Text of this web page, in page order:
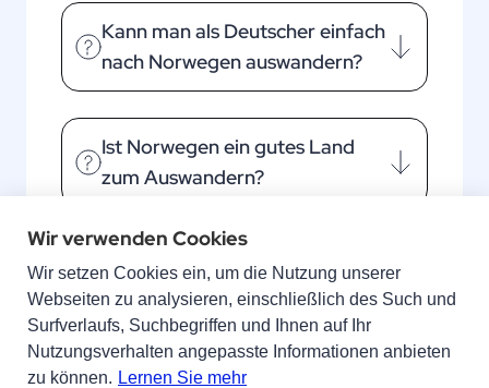
Kann man als Deutscher einfach
nach Norwegen auswandern?
Ist Norwegen ein gutes Land
zum Auswandern?
Autorin
Wir verwenden Cookies
Wir setzen Cookies ein, um die Nutzung unserer
Webseiten zu analysieren, einschließlich des Such und
Surfverlaufs, Suchbegriffen und Ihnen auf Ihr
Nutzungsverhalten angepasste Informationen anbieten
zu können. Lernen Sie mehr